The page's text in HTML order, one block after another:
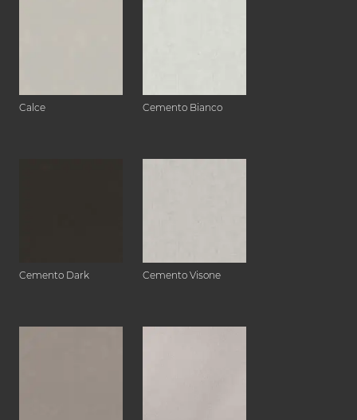
Calce Cemento Bianco
Cemento Dark Cemento Visone